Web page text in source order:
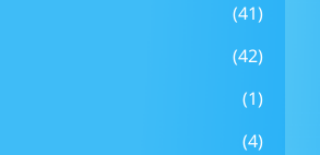
(41)
(42)
(1)
(4)